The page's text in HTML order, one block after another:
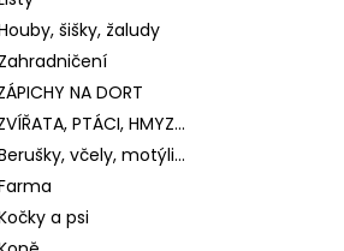
šišky, žaludy
NA DORT
PTÁCI, HMYZ...
včely, motýli...
a psi